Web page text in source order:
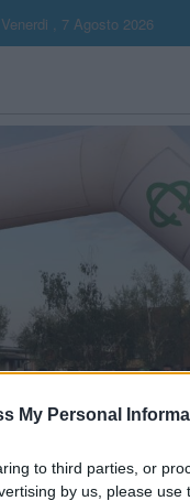
My Personal
to third parties, or
by us, please use
Venerdi , 7 Agosto 2026